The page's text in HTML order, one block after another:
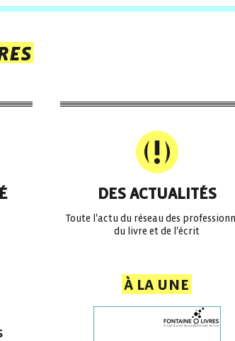
DES ACTUALITÉS
Toute l'actu du réseau des
du livre et de l'écrit
à la une